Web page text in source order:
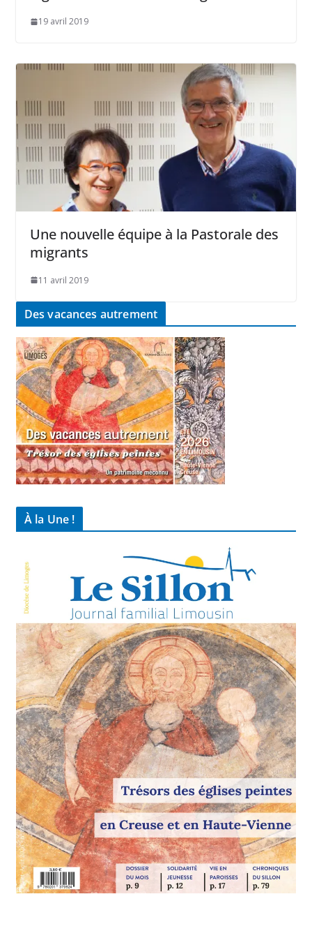
19 avril 2019
Une nouvelle équipe à la Pastorale des
migrants
11 avril 2019
Des vacances autrement
À la Une !